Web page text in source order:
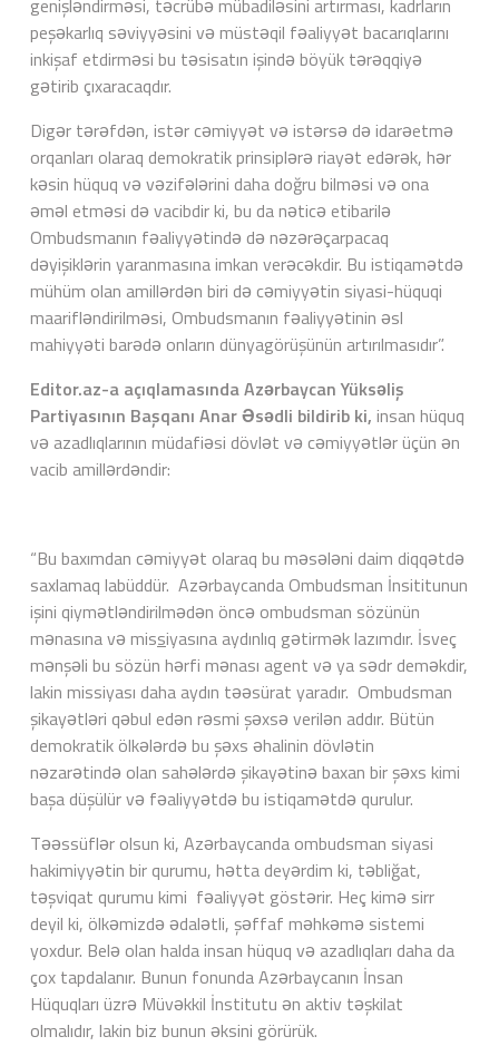
peşəkarlıq səviyyəsini və müstəqil fəaliyyət bacarıqlarını
inkişaf etdirməsi bu təsisatın işində böyük tərəqqiyə
gətirib çıxaracaqdır.
Digər tərəfdən, istər cəmiyyət və istərsə də idarəetmə
orqanları olaraq demokratik prinsiplərə riayət edərək, hər
kəsin hüquq və vəzifələrini daha doğru bilməsi və ona
əməl etməsi də vacibdir ki, bu da nəticə etibarilə
Ombudsmanın fəaliyyətində də nəzərəçarpacaq
dəyişiklərin yaranmasına imkan verəcəkdir. Bu istiqamətdə
mühüm olan amillərdən biri də cəmiyyətin siyasi-hüquqi
maarifləndirilməsi, Ombudsmanın fəaliyyətinin əsl
mahiyyəti barədə onların dünyagörüşünün artırılmasıdır”.
Editor.az-a açıqlamasında Azərbaycan Yüksəliş
Partiyasının Başqanı Anar Əsədli bildirib ki, insan hüquq
və azadlıqlarının müdafiəsi dövlət və cəmiyyətlər üçün ən
vacib amillərdəndir:
“Bu baxımdan cəmiyyət olaraq bu məsələni daim diqqətdə
saxlamaq labüddür. Azərbaycanda Ombudsman İnsititunun
işini qiymətləndirilmədən öncə ombudsman sözünün
mənasına və missiyasına aydınlıq gətirmək lazımdır. İsveç
mənşəli bu sözün hərfi mənası agent və ya sədr deməkdir,
lakin missiyası daha aydın təəsürat yaradır. Ombudsman
şikayətləri qəbul edən rəsmi şəxsə verilən addır. Bütün
demokratik ölkələrdə bu şəxs əhalinin dövlətin
nəzarətində olan sahələrdə şikayətinə baxan bir şəxs kimi
başa düşülür və fəaliyyətdə bu istiqamətdə qurulur.
Təəssüflər olsun ki, Azərbaycanda ombudsman siyasi
hakimiyyətin bir qurumu, hətta deyərdim ki, təbliğat,
təşviqat qurumu kimi fəaliyyət göstərir. Heç kimə sirr
deyil ki, ölkəmizdə ədalətli, şəffaf məhkəmə sistemi
yoxdur. Belə olan halda insan hüquq və azadlıqları daha da
çox tapdalanır. Bunun fonunda Azərbaycanın İnsan
Hüquqları üzrə Müvəkkil İnstitutu ən aktiv təşkilat
olmalıdır, lakin biz bunun əksini görürük.